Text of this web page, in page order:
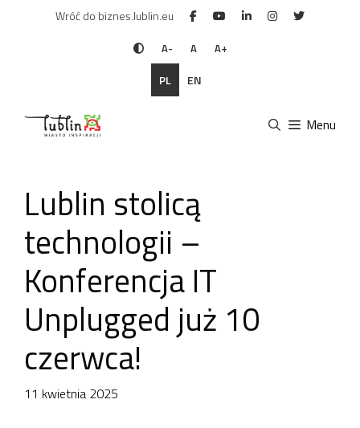
Wróć do biznes.lublin.eu
A- A A+
PL EN
Menu
Lublin stolicą
technologii –
Konferencja IT
Unplugged już 10
czerwca!
11 kwietnia 2025